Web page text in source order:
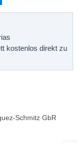
kostenlos direkt zu
Schmitz GbR